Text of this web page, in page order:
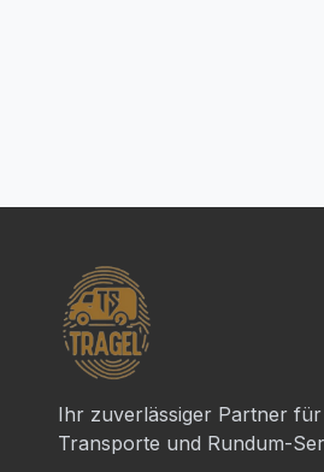
Ihr zuverlässiger Partner für
Transporte und Rundum-